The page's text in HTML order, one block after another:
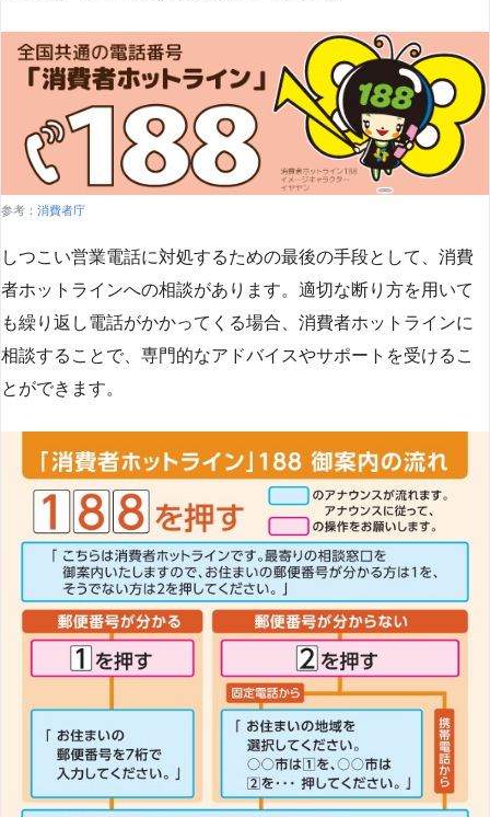
参考： 消費者庁
しつこい営業電話に対処するための最後の手段として、消費
者ホットラインへの相談があります。適切な断り方を用いて
も繰り返し電話がかかってくる場合、消費者ホットラインに
相談することで、専門的なアドバイスやサポートを受けるこ
とができます​​。